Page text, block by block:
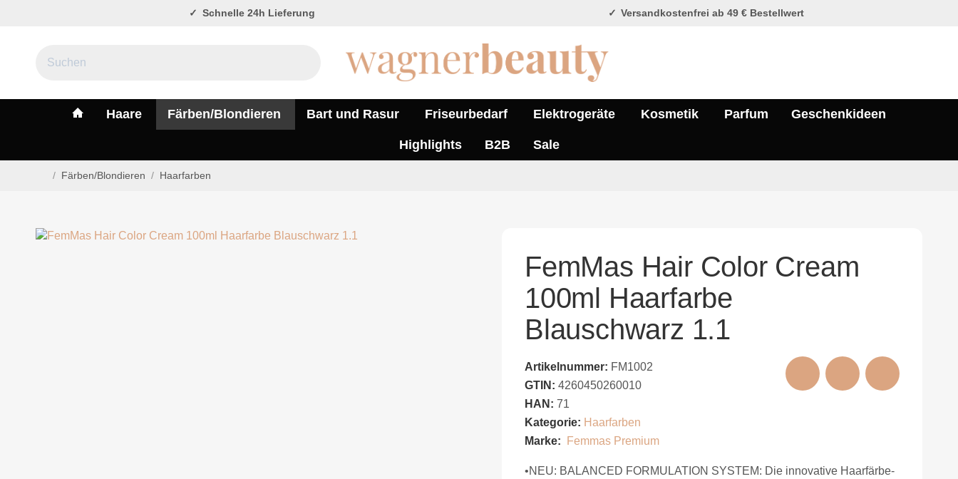
Schnelle 24h Lieferung Versandkostenfrei ab 49 € Bestellwert
#custom.linkHome#
Haare Färben/Blondieren Bart und Rasur Friseurbedarf Elektrogeräte Kosmetik Parfum Geschenkideen
Highlights B2B Sale
/ Färben/Blondieren / Haarfarben
FemMas Hair Color Cream
100ml Haarfarbe
Blauschwarz 1.1
Artikelnummer: FM1002
GTIN: 4260450260010
HAN: 71
Kategorie: Haarfarben
Marke:
Femmas Premium
•NEU: BALANCED FORMULATION SYSTEM: Die innovative Haarfärbe-